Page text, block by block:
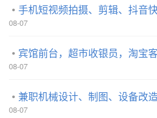
手机短视频拍摄、剪辑、抖音
08-07
宾馆前台，超市收银员，淘宝
08-07
兼职机械设计、制图、设备改造
08-07